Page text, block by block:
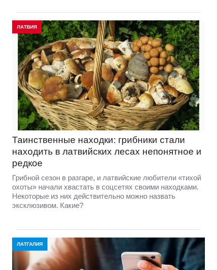
ЛАТВИЯ
Таинственные находки: грибники стали
находить в латвийских лесах непонятное и
редкое
Грибной сезон в разгаре, и латвийские любители «тихой
охоты» начали хвастать в соцсетях своими находками.
Некоторые из них действительно можно назвать
эксклюзивом. Какие?
ЛАТГАЛИЯ